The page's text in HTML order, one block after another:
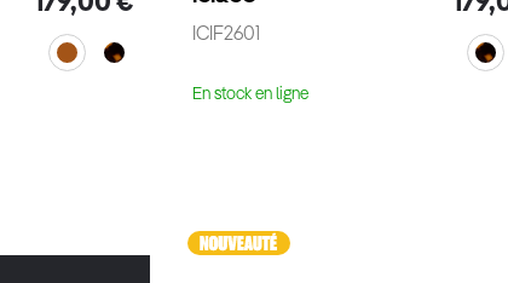
ICIF2601
En stock en ligne